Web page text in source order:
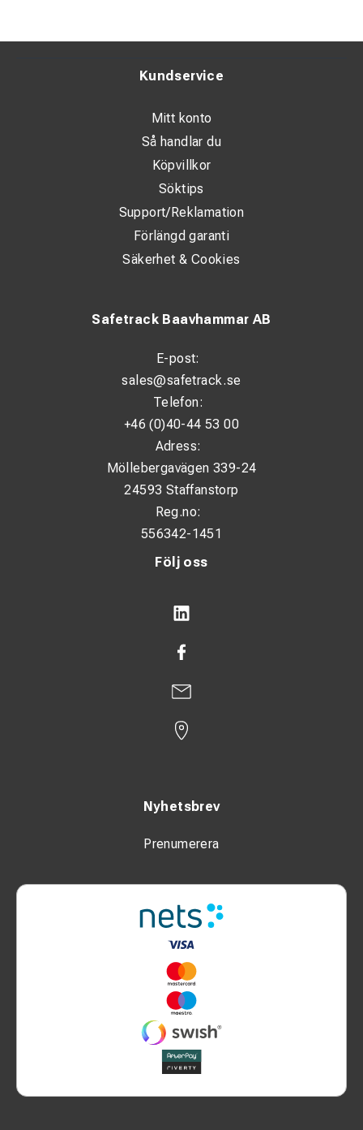
Följ oss
Nyhetsbrev
Prenumerera
Safetrack Baavhammar AB
E-post:
sales@safetrack.se
Telefon:
+46 (0)40-44 53 00
Adress:
Möllebergavägen 339-24
24593 Staffanstorp
Reg.no:
556342-1451
Kundservice
Mitt konto
Så handlar du
Köpvillkor
Söktips
Support/Reklamation
Förlängd garanti
Säkerhet & Cookies